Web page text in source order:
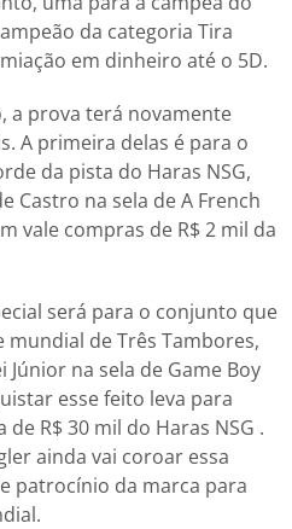
da categoria Tira
em dinheiro até o 5D.
a prova terá novamente
A primeira delas é para o
da pista do Haras NSG,
Castro na sela de A French
vale compras de R$ 2 mil da
será para o conjunto que
de Três Tambores,
Júnior na sela de Game Boy
esse feito leva para
R$ 30 mil do Haras NSG .
ainda vai coroar essa
patrocínio da marca para